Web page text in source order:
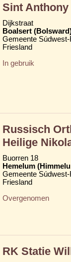
Sint
Dijkstraat
Boalsert
Gemeente
Friesland
In gebruik
Russisch
Heilige
Buorren 18
Hemelum
Gemeente
Friesland
Overgenomen
RK Statie